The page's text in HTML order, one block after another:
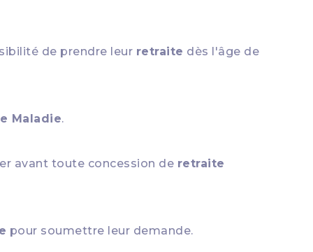
de prendre leur retraite dès l'âge de
Maladie.
avant toute concession de retraite
pour soumettre leur demande.